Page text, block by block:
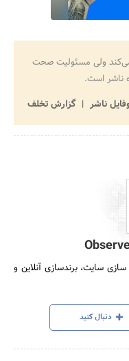
می‌کند ولی مسئولیت صحت
ناشر است.
ناشر
گزارش تخلف
سایت، برندسازی آنلاین و
دنبال کنید